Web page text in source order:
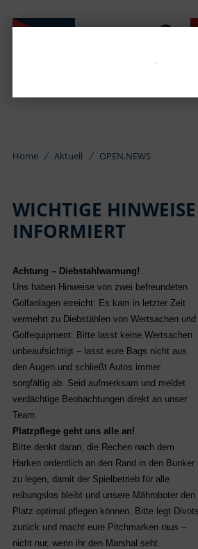
Home Aktuell OPEN.NEWS
WICHTIGE
INFORMIERT
Achtung – Diebstahlwarnung!
Uns haben Hinweise von zwei befreundeten
Golfanlagen erreicht: Es kam in letzter Zeit
vermehrt zu Diebstählen von Wertsachen und
Golfequipment. Bitte lasst keine Wertsachen
unbeaufsichtigt – lasst eure Bags nicht aus
den Augen und schließt Autos immer
sorgfältig ab. Seid aufmerksam und meldet
verdächtige Beobachtungen direkt an unser
Team.
Platzpflege geht uns alle an!
Bitte denkt daran, die Rechen nach dem
Harken ordentlich an den Rand in den Bunker
zu legen, damit der Spielbetrieb für alle
reibungslos bleibt und unsere Mähroboter den
Platz optimal pflegen können. Bitte legt Divots
zurück und macht eure Pitchmarken raus –
nicht nur, wenn ihr den Marshal seht.